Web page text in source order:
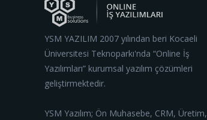
YSM YAZILIM 2007 yılından beri Kocaeli
Üniversitesi Teknoparkı'nda “Online İş
Yazılımları” kurumsal yazılım çözümleri
geliştirmektedir.
YSM Yazılım; Ön Muhasebe, CRM, Üretim,